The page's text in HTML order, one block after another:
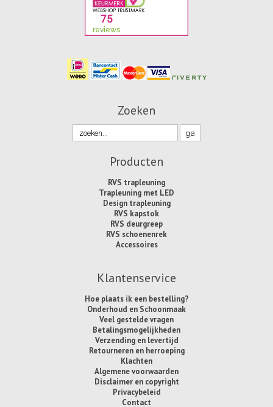
Zoeken
Producten
RVS trapleuning
Trapleuning met LED
Design trapleuning
RVS kapstok
RVS deurgreep
RVS schoenenrek
Accessoires
Klantenservice
Hoe plaats ik een bestelling?
Onderhoud en Schoonmaak
Veel gestelde vragen
Betalingsmogelijkheden
Verzending en levertijd
Retourneren en herroeping
Klachten
Algemene voorwaarden
Disclaimer en copyright
Privacybeleid
Contact